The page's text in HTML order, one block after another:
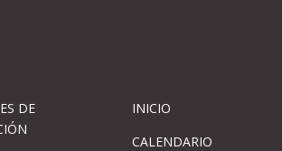
DE
INICIO
CALENDARIO